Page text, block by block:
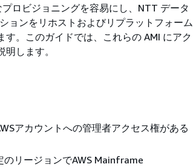
ロビジョニングを容易にし、NTT データ
ョンをリホストおよびリプラットフォーム
。このガイドでは、これらの AMI にアク
します。
アカウントへの管理者アクセス権がある
のリージョンでAWS Mainframe